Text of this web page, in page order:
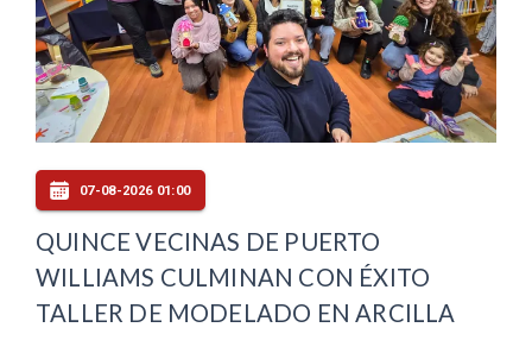
07-08-2026 01:00
QUINCE VECINAS DE PUERTO
WILLIAMS CULMINAN CON ÉXITO
TALLER DE MODELADO EN ARCILLA